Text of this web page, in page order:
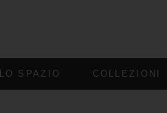
LO SPAZIO COLLEZIONI